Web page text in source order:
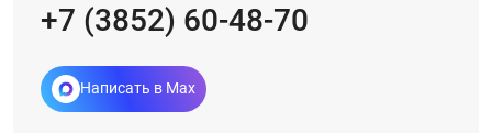
+7 (3852) 60-48-70
Написать в Max